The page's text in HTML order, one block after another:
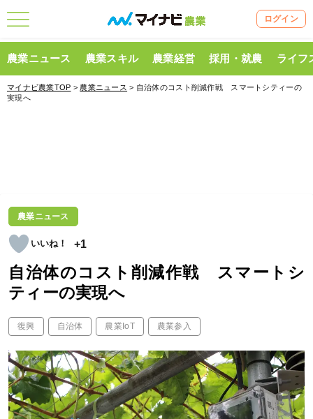
ログイン
農業ニュース 農業スキル 農業経営 採用・就農 ライフ
マイナビ農業TOP > 農業ニュース > 自治体のコスト削減作戦 スマートシティーの
実現へ
農業ニュース
+1
自治体のコスト削減作戦 スマートシ
ティーの実現へ
復興 自治体 農業IoT 農業参入